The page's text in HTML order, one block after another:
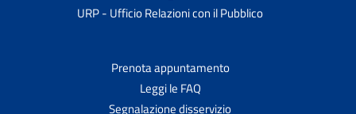
URP - Ufficio Relazioni con il Pubblico
Prenota appuntamento
Leggi le FAQ
Segnalazione disservizio